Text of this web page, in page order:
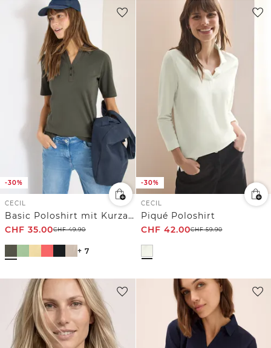
-30%
CECIL
Basic Poloshirt mit Kurzarm
CHF 35.00CHF49.90
+ 7
-30%
CECIL
Piqué Poloshirt
CHF 42.00CHF59.90